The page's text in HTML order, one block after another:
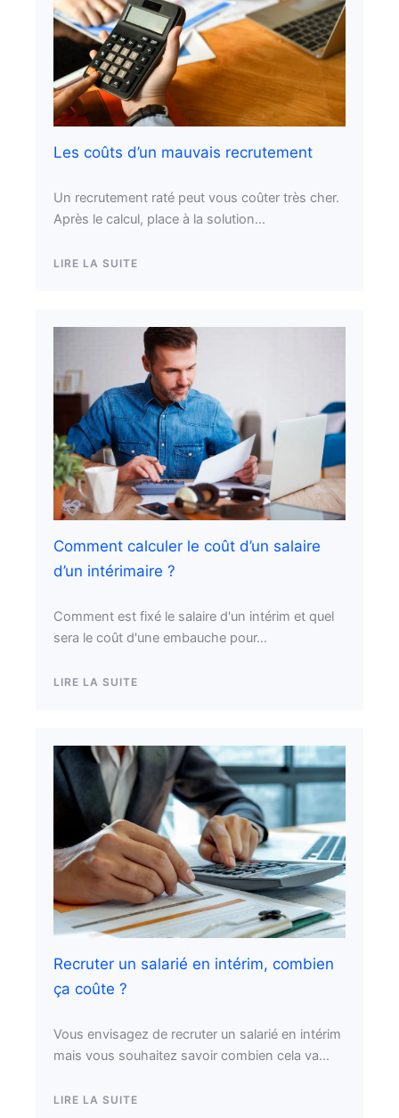
Les coûts d’un mauvais recrutement
Un recrutement raté peut vous coûter très cher.
Après le calcul, place à la solution...
LIRE LA SUITE
Comment calculer le coût d’un salaire
d’un intérimaire ?
Comment est fixé le salaire d'un intérim et quel
sera le coût d'une embauche pour...
LIRE LA SUITE
Recruter un salarié en intérim, combien
ça coûte ?
Vous envisagez de recruter un salarié en intérim
mais vous souhaitez savoir combien cela va...
LIRE LA SUITE